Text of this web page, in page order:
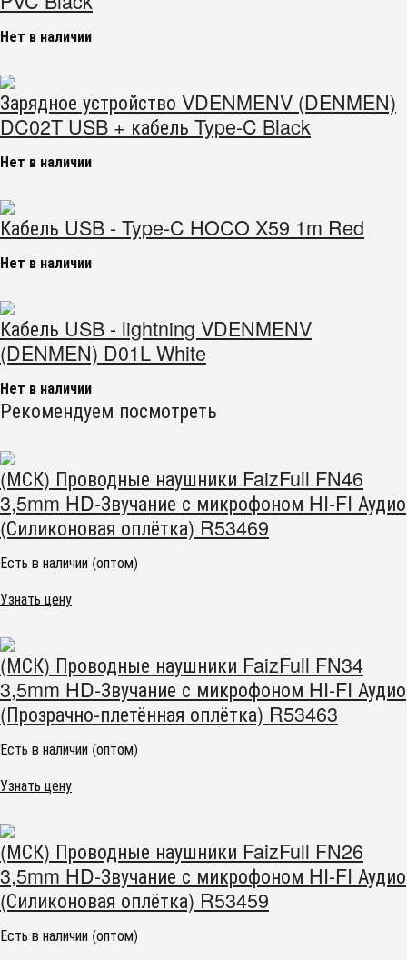
Нет в наличии
Зарядное устройство VDENMENV (DENMEN)
DC02T USB + кабель Type-C Black
Нет в наличии
Кабель USB - Type-C HOCO X59 1m Red
Нет в наличии
Кабель USB - lightning VDENMENV
(DENMEN) D01L White
Нет в наличии
Рекомендуем посмотреть
(МСК) Проводные наушники FaizFull FN46
3,5mm HD-Звучание с микрофоном HI-FI Аудио
(Силиконовая оплётка) R53469
Есть в наличии (оптом)
Узнать цену
(МСК) Проводные наушники FaizFull FN34
3,5mm HD-Звучание с микрофоном HI-FI Аудио
(Прозрачно-плетённая оплётка) R53463
Есть в наличии (оптом)
Узнать цену
(МСК) Проводные наушники FaizFull FN26
3,5mm HD-Звучание с микрофоном HI-FI Аудио
(Силиконовая оплётка) R53459
Есть в наличии (оптом)